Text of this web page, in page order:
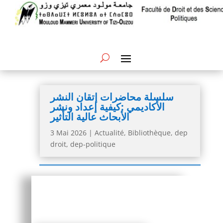
سلسلة محاضرات إتقان النشر
الأكاديمي :كيفية إعداد ونشر
الأبحاث عالية التأثير
3 Mai 2026| Actualité, Bibliothèque, dep
droit, dep-politique